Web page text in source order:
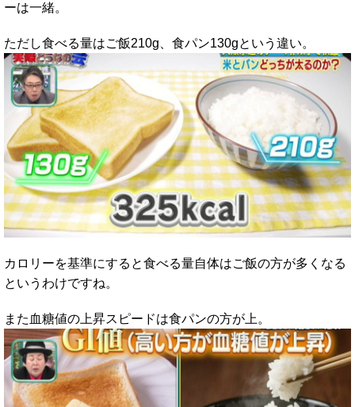
ーは一緒。
ただし食べる量はご飯210g、食パン130gという違い。
カロリーを基準にすると食べる量自体はご飯の方が多くなる
というわけですね。
また血糖値の上昇スピードは食パンの方が上。